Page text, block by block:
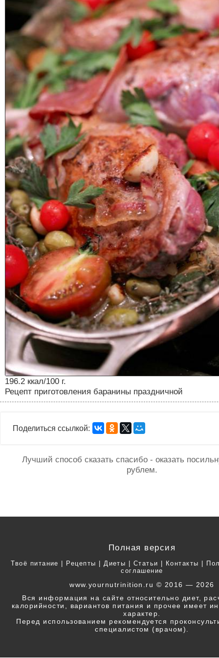
196.2 ккал/100 г.
Рецепт приготовления баранины праздничной
Поделиться ссылкой:
Лучший способ сказать спасибо - оказать
рублем.
Полная версия
Твоё питание | Рецепты | Диеты | Статьи | Контакты |
соглашение
www.yournutrinition.ru © 2016 — 2026
Вся информация на сайте относительно диет,
калорийности, вариантов питания и прочее имеет
характер.
Перед использованием рекомендуется
специалистом (врачом).